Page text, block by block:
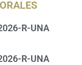
R-UNA
R-UNA